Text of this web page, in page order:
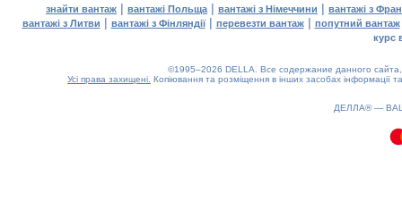
знайти вантаж | вантажі Польща | вантажі з Німеччини | вантажі з
вантажі з Литви | вантажі з Фінляндії| перевезти вантаж| попутний вантаж
курс
©1995–2026 DELLA. Все содержание данного
Усі права захищені. Копіювання та розміщення в інших засобах інформації
ДЕЛЛА® —